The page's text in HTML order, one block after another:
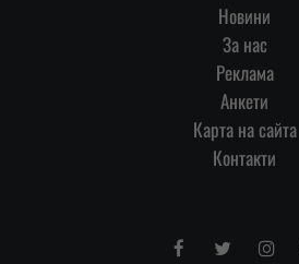
Новини
За нас
Реклама
Анкети
Карта на сайта
Контакти